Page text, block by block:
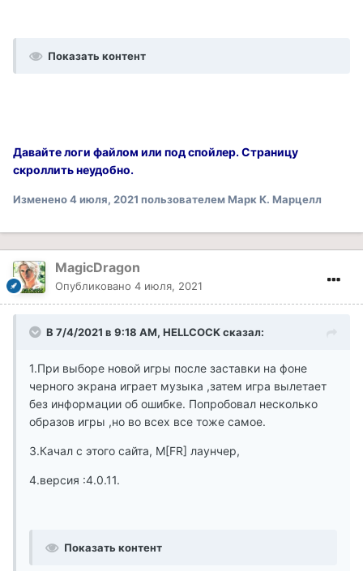
Показать контент
Давайте логи файлом или под спойлер. Страницу
скроллить неудобно.
Изменено4 июля, 2021 пользователем Марк К. Марцелл
MagicDragon
Опубликовано 4 июля, 2021
В 7/4/2021 в 9:18 AM, HELLCOCK сказал:
1.При выборе новой игры после заставки на фоне
черного экрана играет музыка ,затем игра вылетает
без информации об ошибке. Попробовал несколько
образов игры ,но во всех все тоже самое.
3.Качал с этого сайта, M[FR] лаунчер,
4.версия :4.0.11.
Показать контент